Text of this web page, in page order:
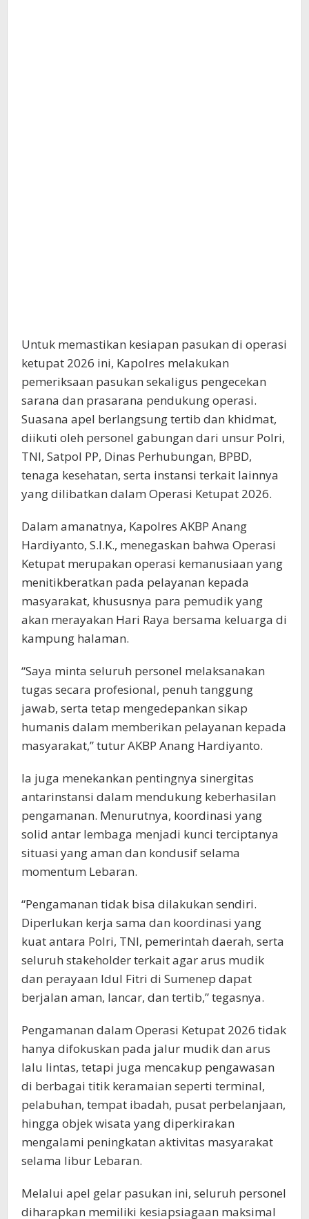
Untuk memastikan kesiapan pasukan di operasi
ketupat 2026 ini, Kapolres melakukan
pemeriksaan pasukan sekaligus pengecekan
sarana dan prasarana pendukung operasi.
Suasana apel berlangsung tertib dan khidmat,
diikuti oleh personel gabungan dari unsur Polri,
TNI, Satpol PP, Dinas Perhubungan, BPBD,
tenaga kesehatan, serta instansi terkait lainnya
yang dilibatkan dalam Operasi Ketupat 2026.
Dalam amanatnya, Kapolres AKBP Anang
Hardiyanto, S.I.K., menegaskan bahwa Operasi
Ketupat merupakan operasi kemanusiaan yang
menitikberatkan pada pelayanan kepada
masyarakat, khususnya para pemudik yang
akan merayakan Hari Raya bersama keluarga di
kampung halaman.
“Saya minta seluruh personel melaksanakan
tugas secara profesional, penuh tanggung
jawab, serta tetap mengedepankan sikap
humanis dalam memberikan pelayanan kepada
masyarakat,” tutur AKBP Anang Hardiyanto.
Ia juga menekankan pentingnya sinergitas
antarinstansi dalam mendukung keberhasilan
pengamanan. Menurutnya, koordinasi yang
solid antar lembaga menjadi kunci terciptanya
situasi yang aman dan kondusif selama
momentum Lebaran.
“Pengamanan tidak bisa dilakukan sendiri.
Diperlukan kerja sama dan koordinasi yang
kuat antara Polri, TNI, pemerintah daerah, serta
seluruh stakeholder terkait agar arus mudik
dan perayaan Idul Fitri di Sumenep dapat
berjalan aman, lancar, dan tertib,” tegasnya.
Pengamanan dalam Operasi Ketupat 2026 tidak
hanya difokuskan pada jalur mudik dan arus
lalu lintas, tetapi juga mencakup pengawasan
di berbagai titik keramaian seperti terminal,
pelabuhan, tempat ibadah, pusat perbelanjaan,
hingga objek wisata yang diperkirakan
mengalami peningkatan aktivitas masyarakat
selama libur Lebaran.
Melalui apel gelar pasukan ini, seluruh personel
diharapkan memiliki kesiapsiagaan maksimal